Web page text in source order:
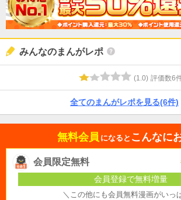
みんなのまんがレポ
(1.0) 評価数6
全てのまんがレポを見る(6件)
無料会員 になると こんなに
会員限定無料
会員登録で無料増量
＼この他にも会員無料漫画がいっ